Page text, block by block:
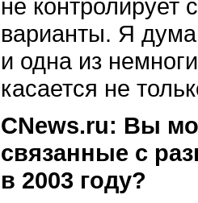
не
варианты. Я
и одна из
касается не
CNews.ru: Вы
связанные с
в 2003 году?